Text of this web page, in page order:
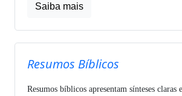
Saiba mais
Resumos Bíblicos
Resumos bíblicos apresentam sínteses claras